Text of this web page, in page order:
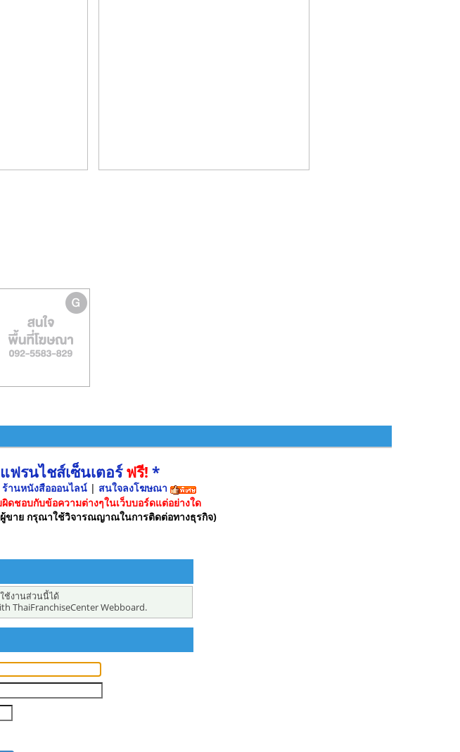
ฟรนไชส์เซ็นเตอร์ฟรี! *
ร้านหนังสือออนไลน์ | สนใจลงโฆษณา
ดชอบกับข้อความต่างๆในเว็บบอร์ดแต่อย่างใด
ผู้ขาย กรุณาใช้วิจารณญาณในการติดต่อทางธุรกิจ)
ช้งานส่วนนี้ได้
ThaiFranchiseCenter Webboard.